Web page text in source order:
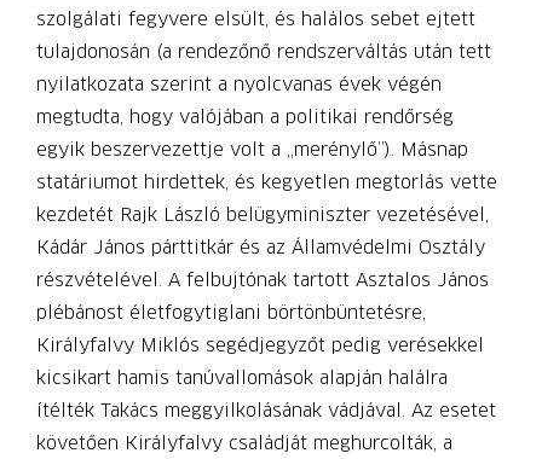
szolgálati fegyvere elsült, és halálos sebet ejtett
tulajdonosán (a rendezőnő rendszerváltás után tett
nyilatkozata szerint a nyolcvanas évek végén
megtudta, hogy valójában a politikai rendőrség
egyik beszervezettje volt a „merénylő”). Másnap
statáriumot hirdettek, és kegyetlen megtorlás vette
kezdetét Rajk László belügyminiszter vezetésével,
Kádár János párttitkár és az Államvédelmi Osztály
részvételével. A felbujtónak tartott Asztalos János
plébánost életfogytiglani börtönbüntetésre,
Királyfalvy Miklós segédjegyzőt pedig verésekkel
kicsikart hamis tanúvallomások alapján halálra
ítélték Takács meg­gyil­kolásának vádjával. Az esetet
követően Királyfalvy családját meghurcolták, a